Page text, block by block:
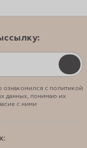
ознакомился с политикой
данных, понимаю их
с ними